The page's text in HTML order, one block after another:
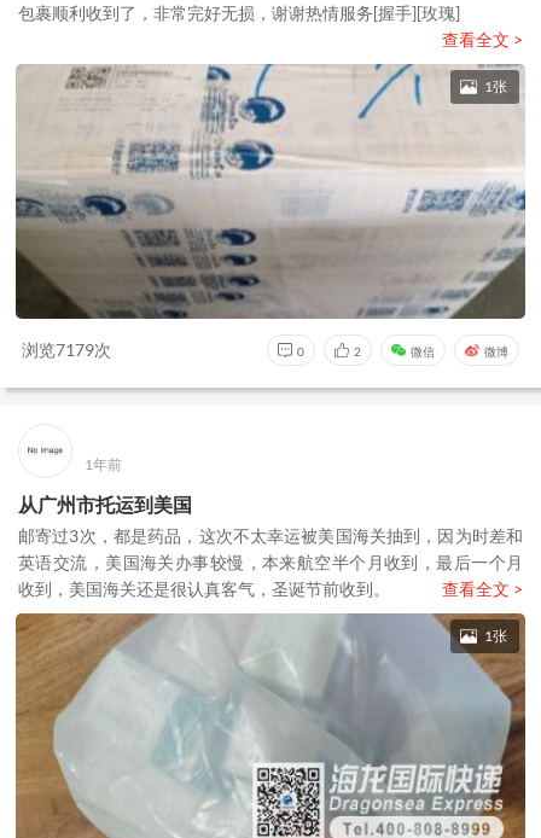
包裹顺利收到了，非常完好无损，谢谢热情服务[握手][玫瑰]
查看全文 >
1张
浏览7179次 0 2 微信 微博
1年前
从广州市托运到美国
邮寄过3次，都是药品，这次不太幸运被美国海关抽到，因为时差和
英语交流，美国海关办事较慢，本来航空半个月收到，最后一个月
收到，美国海关还是很认真客气，圣诞节前收到。
查看全文 >
1张